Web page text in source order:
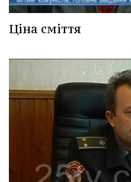
Ціна сміття